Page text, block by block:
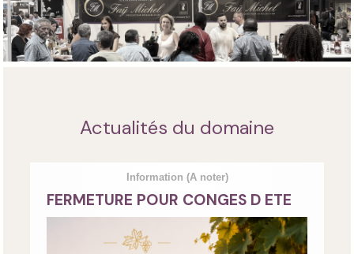
Actualités du domaine
Information (A noter)
FERMETURE POUR CONGES D ETE